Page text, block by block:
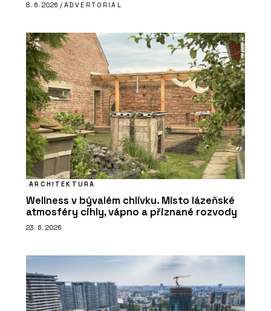
8. 6. 2026 / ADVERTORIAL
ARCHITEKTURA
Wellness v bývalém chlívku. Místo lázeňské
atmosféry cihly, vápno a přiznané rozvody
23. 6. 2026